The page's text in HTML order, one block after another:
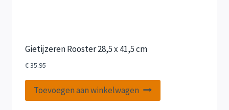
Gietijzeren Rooster 28,5 x 41,5 cm
€35.95
Toevoegen aan winkelwagen